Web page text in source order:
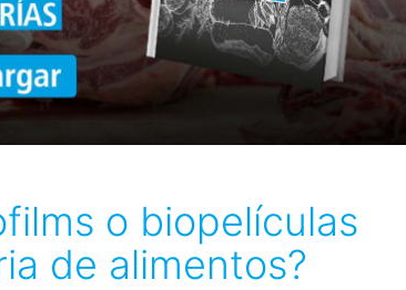
o biopelículas
de alimentos?